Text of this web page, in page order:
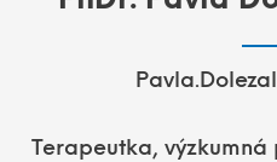
Terapeutka,